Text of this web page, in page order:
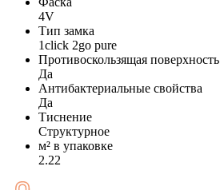
4V
Тип замка
1click 2go pure
Противоскользящая поверхность
Да
Антибактериальные свойства
Да
Тиснение
Структурное
м² в упаковке
2.22